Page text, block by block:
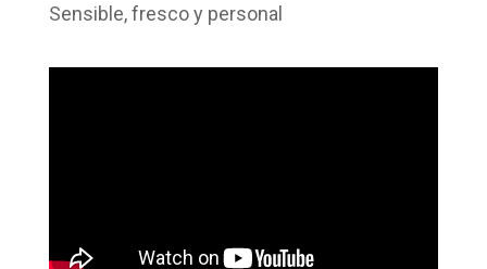
Sensible, fresco y personal